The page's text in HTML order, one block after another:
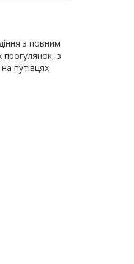
з повним
з
путівцях